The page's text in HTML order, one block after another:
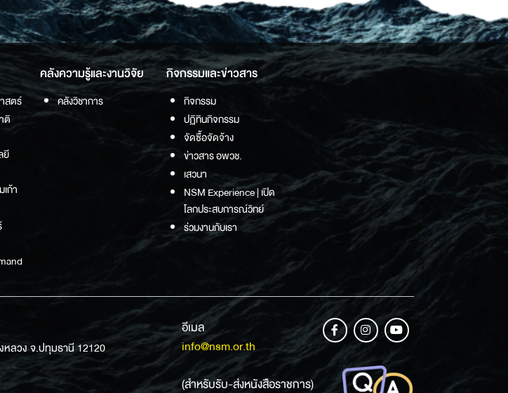
สตร์
ติ
ยี
ก้า
คลังความรู้และงานวิจัย
คลังวิชาการ
กิจกรรมและข่าวสาร
กิจกรรม
ปฏิทินกิจกรรม
จัดซื้อจัดจ้าง
ข่าวสาร อพวช.
เสวนา
NSM Experience | เปิด
โลกประสบการณ์วิทย์
ร่วมงานกับเรา
ลวง จ.ปทุมธานี 12120
อีเมล
info@nsm.or.th
(สำหรับรับ-ส่งหนังสือราชการ)